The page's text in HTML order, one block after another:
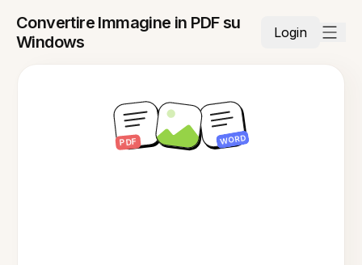
Convertire Immagine in PDF su
Windows
Login